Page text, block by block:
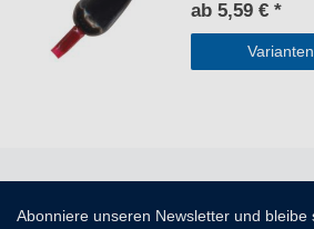
ab 5,59 € *
Abonniere unseren Newsletter und bleibe